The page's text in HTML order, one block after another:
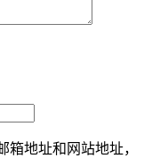
地址和网站地址，